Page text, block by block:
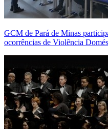
GCM de Pará de Minas
ocorrências de Violência